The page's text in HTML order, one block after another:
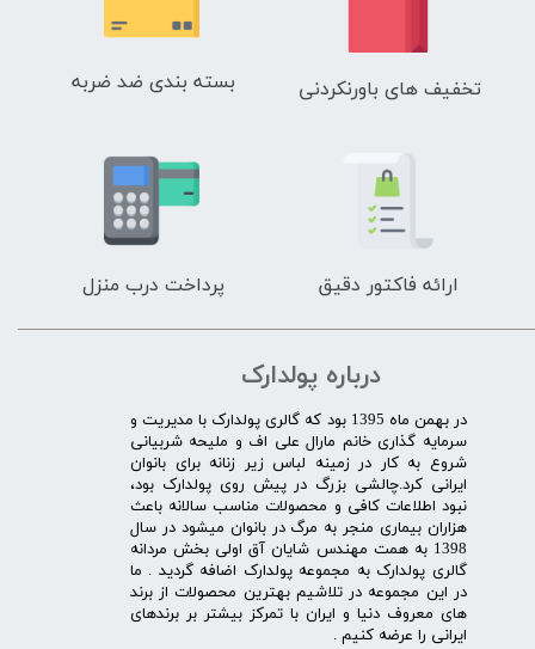
تخفیف های باورنکردنی بسته بندی ضد ضربه
ارائه فاکتور دقیق پرداخت درب منزل
درباره پولدارک
در بهمن ماه 1395 بود که گالری پولدارک با مدیریت و
سرمایه گذاری خانم مارال علی اف و ملیحه شربیانی
شروع به کار در زمینه لباس زیر زنانه برای بانوان
ایرانی کرد.چالشی بزرگ در پیش روی پولدارک بود،
نبود اطلاعات کافی و محصولات مناسب سالانه باعث
هزاران بیماری منجر به مرگ در بانوان میشود در سال
1398 به همت مهندس شایان آق اولی بخش مردانه
گالری پولدارک به مجموعه پولدارک اضافه گردید . ما
در این مجموعه در تلاشیم بهترین محصولات از برند
های معروف دنیا و ایران با تمرکز بیشتر بر برندهای
ایرانی را عرضه کنیم .​​​​​​​